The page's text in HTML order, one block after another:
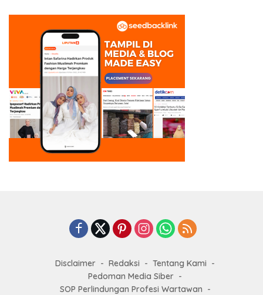
Disclaimer Redaksi
Tentang Kami
Pedoman Media Siber
SOP Perlindungan Profesi Wartawan